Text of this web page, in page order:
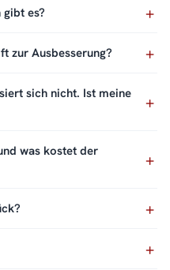
es?
zur Ausbesserung?
sich nicht. Ist meine
was kostet der